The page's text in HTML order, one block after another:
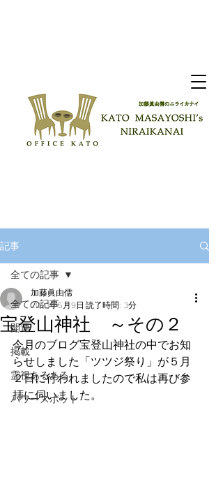
記事
全ての記事
開運
掲載
霊視あるある
パワースポット
全ての記事
宝登山神社 ～その２
加藤眞由儒
2023年5月9日 読了時間: 3分
今月のブログ宝登山神社の中でお知
らせしました「ツツジ祭り」が５月
２日に行われましたので私は再び参
拝に伺いました。